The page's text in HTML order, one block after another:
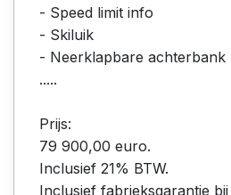
- Speed limit info
- Skiluik
- Neerklapbare achterbank
.....
Prijs:
79 900,00 euro.
Inclusief 21% BTW.
Inclusief fabrieksgarantie